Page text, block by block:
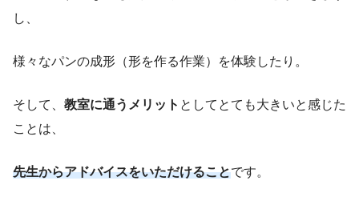
し、
様々なパンの成形（形を作る作業）を体験したり。
そして、 教室に通うメリット としてとても大きいと感じた
ことは、
先生からアドバイスをいただけることです。